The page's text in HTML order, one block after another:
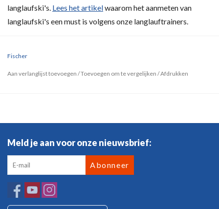
langlaufski's. Lees het artikelwaarom het aanmeten van
langlaufski's een must is volgens onze langlauftrainers.
Fischer
Aan verlanglijst toevoegen /Toevoegen om te vergelijken /Afdrukken
Meld je aan voor onze nieuwsbrief:
Abonneer